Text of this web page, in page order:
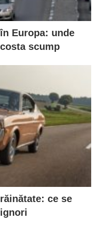
Europa: unde
scump
ce se